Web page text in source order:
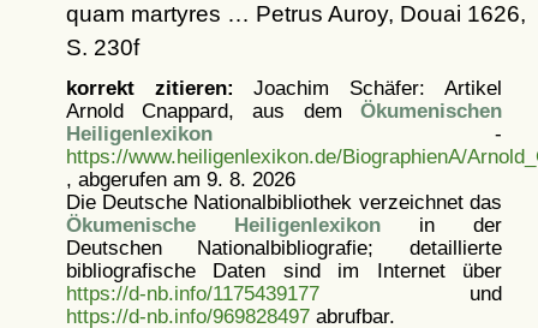
quam martyres … Petrus Auroy, Douai 1626,
S. 230f
korrekt zitieren: Joachim Schäfer: Artikel
Arnold Cnappard, aus dem Ökumenischen
Heiligenlexikon-
https://www.heiligenlexikon.de/BiographienA/
, abgerufen am 9. 8. 2026
Die Deutsche Nationalbibliothek verzeichnet das
Ökumenische Heiligenlexikonin der
Deutschen Nationalbibliografie; detaillierte
bibliografische Daten sind im Internet über
https://d-nb.info/1175439177und
https://d-nb.info/969828497abrufbar.